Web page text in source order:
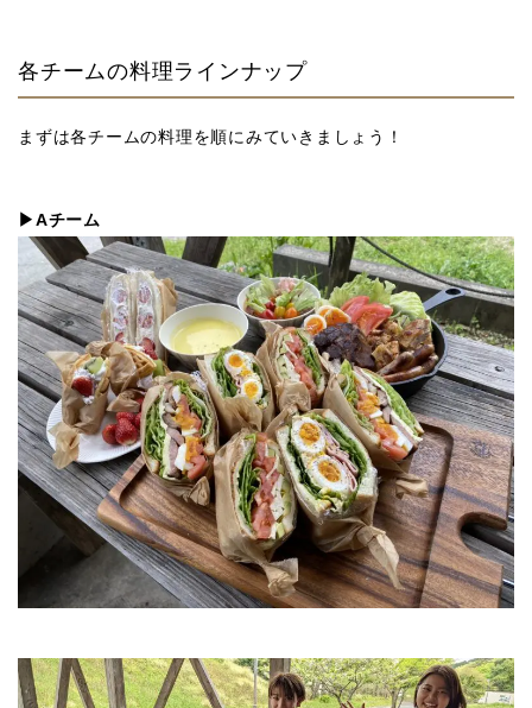
各チームの料理ラインナップ
まずは各チームの料理を順にみていきましょう！
▶Aチーム